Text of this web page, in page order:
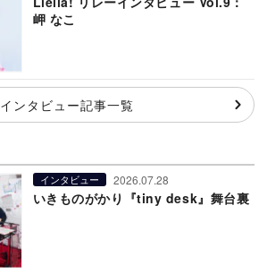
岬 なこ
インタビュー記事一覧
インタビュー 2026.07.28
いきものがかり『tiny desk』舞台裏